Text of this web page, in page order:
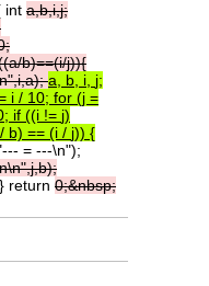
int a,b,i,j;
b)==(i/j)){
a, b, i, j;
i / 10; for (j =
if ((i != j)
/ b) == (i / j)) {
= ---\n");
return 0;&nbsp;